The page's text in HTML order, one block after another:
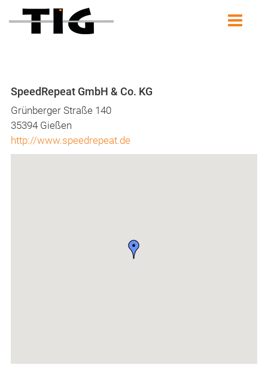
SpeedRepeat GmbH & Co. KG
Grünberger Straße 140
35394 Gießen
http://www.speedrepeat.de